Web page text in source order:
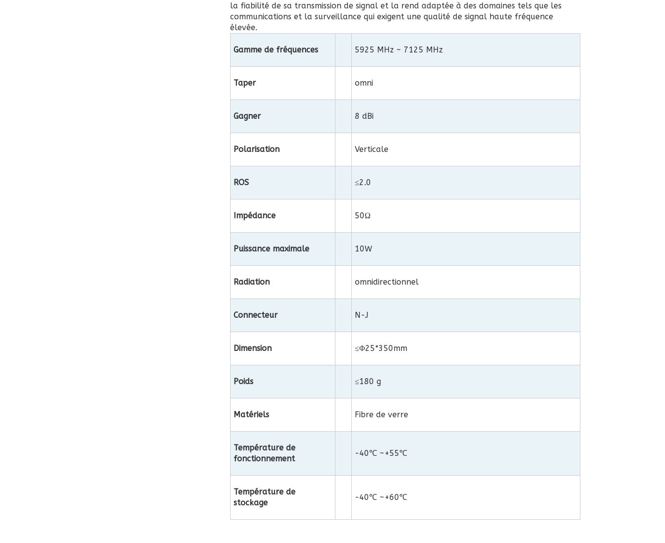
la fiabilité de sa transmission de signal et la rend adaptée à des domaines tels que les
communications et la surveillance qui exigent une qualité de signal haute fréquence
élevée.
Gamme de fréquences 5925 MHz ~ 7125 MHz
Taper omni
Gagner 8 dBi
Polarisation Verticale
ROS ≤2.0
Impédance 50Ω
Puissance maximale 10W
Radiation omnidirectionnel
Connecteur N-J
Dimension ≤Φ25*350mm
Poids ≤180 g
Matériels Fibre de verre
Température de
fonctionnement
-40℃ ~+55℃
Température de
stockage
-40℃ ~+60℃